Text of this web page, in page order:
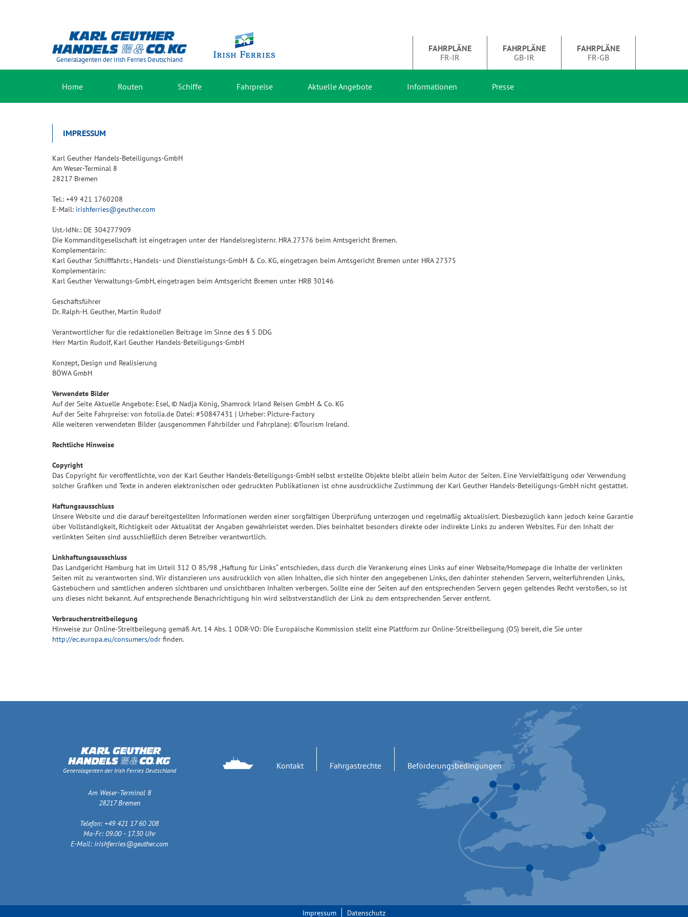
Generalagenten der Irish Ferries Deutschland
FAHRPLÄNE
FR-IR
FAHRPLÄNE
GB-IR
FAHRPLÄNE
FR-GB
Home Routen Schiffe Fahrpreise Aktuelle Angebote Informationen Presse
IMPRESSUM
Karl Geuther Handels-Beteiligungs-GmbH
Am Weser-Terminal 8
28217 Bremen
Tel.: +49 421 1760208
E-Mail: irishferries@geuther.com
Ust.-IdNr.: DE 304277909
Die Kommanditgesellschaft ist eingetragen unter der Handelsregisternr. HRA 27376 beim Amtsgericht Bremen.
Komplementärin:
Karl Geuther Schifffahrts-, Handels- und Dienstleistungs-GmbH & Co. KG, eingetragen beim Amtsgericht Bremen unter HRA 27375
Komplementärin:
Karl Geuther Verwaltungs-GmbH, eingetragen beim Amtsgericht Bremen unter HRB 30146
Geschäftsführer
Dr. Ralph-H. Geuther, Martin Rudolf
Verantwortlicher für die redaktionellen Beiträge im Sinne des § 5 DDG
Herr Martin Rudolf, Karl Geuther Handels-Beteiligungs-GmbH
Konzept, Design und Realisierung
BÖWA GmbH
Verwendete Bilder
Auf der Seite Aktuelle Angebote: Esel, © Nadja König, Shamrock Irland Reisen GmbH & Co. KG
Auf der Seite Fahrpreise: von fotolia.de Datei: #50847431 | Urheber: Picture-Factory
Alle weiteren verwendeten Bilder (ausgenommen Fährbilder und Fahrpläne): ©Tourism Ireland.
Rechtliche Hinweise
Copyright
Das Copyright für veröffentlichte, von der Karl Geuther Handels-Beteiligungs-GmbH selbst erstellte Objekte bleibt allein beim Autor der Seiten. Eine Vervielfältigung oder Verwendung
solcher Grafiken und Texte in anderen elektronischen oder gedruckten Publikationen ist ohne ausdrückliche Zustimmung der Karl Geuther Handels-Beteiligungs-GmbH nicht gestattet.
Haftungsausschluss
Unsere Website und die darauf bereitgestellten Informationen werden einer sorgfältigen Überprüfung unterzogen und regelmäßig aktualisiert. Diesbezüglich kann jedoch keine Garantie
über Vollständigkeit, Richtigkeit oder Aktualität der Angaben gewährleistet werden. Dies beinhaltet besonders direkte oder indirekte Links zu anderen Websites. Für den Inhalt der
verlinkten Seiten sind ausschließlich deren Betreiber verantwortlich.
Linkhaftungsausschluss
Das Landgericht Hamburg hat im Urteil 312 O 85/98 „Haftung für Links“ entschieden, dass durch die Verankerung eines Links auf einer Webseite/Homepage die Inhalte der verlinkten
Seiten mit zu verantworten sind. Wir distanzieren uns ausdrücklich von allen Inhalten, die sich hinter den angegebenen Links, den dahinter stehenden Servern, weiterführenden Links,
Gästebüchern und sämtlichen anderen sichtbaren und unsichtbaren Inhalten verbergen. Sollte eine der Seiten auf den entsprechenden Servern gegen geltendes Recht verstoßen, so ist
uns dieses nicht bekannt. Auf entsprechende Benachrichtigung hin wird selbstverständlich der Link zu dem entsprechenden Server entfernt.
Verbraucherstreitbeilegung
Hinweise zur Online-Streitbeilegung gemäß Art. 14 Abs. 1 ODR-VO: Die Europäische Kommission stellt eine Plattform zur Online-Streitbeilegung (OS) bereit, die Sie unter
http://ec.europa.eu/consumers/odr finden.
Generalagenten der Irish Ferries Deutschland
Am Weser-Terminal 8
28217 Bremen
Telefon: +49 421 17 60 208
Mo-Fr: 09.00 - 17.30 Uhr
E-Mail: irishferries@geuther.com
Kontakt Fahrgastrechte Beförderungsbedingungen
Impressum Datenschutz